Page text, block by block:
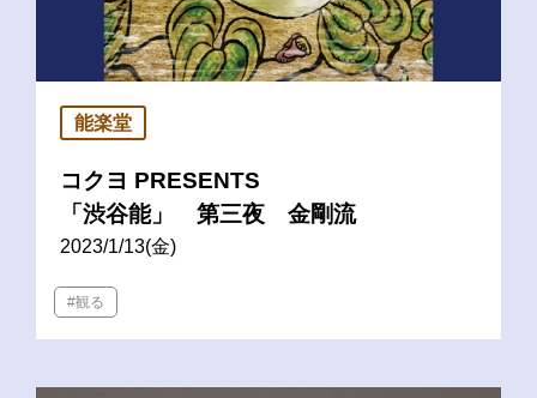
能楽堂
コクヨ PRESENTS
「渋谷能」 第三夜 金剛流
2023/1/13(金)
#観る